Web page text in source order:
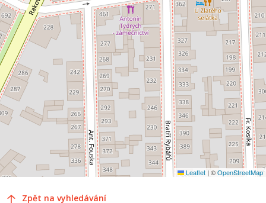
Leaflet | ©OpenStreetMap
Zpět na vyhledávání